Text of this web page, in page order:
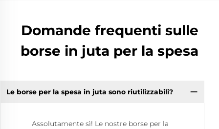
Domande frequenti sulle
borse in juta per la spesa
Le borse per la spesa in juta sono riutilizzabili?
Assolutamente sì! Le nostre borse per la